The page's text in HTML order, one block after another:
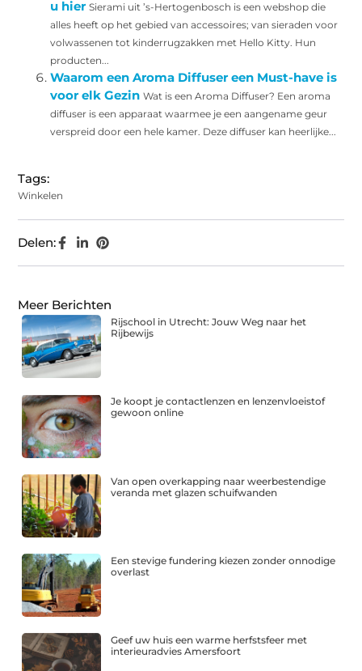
u hier Sierami uit ’s-Hertogenbosch is een webshop die
alles heeft op het gebied van accessoires; van sieraden voor
volwassenen tot kinderrugzakken met Hello Kitty. Hun
producten...
Waarom een Aroma Diffuser een Must-have is
voor elk Gezin Wat is een Aroma Diffuser? Een aroma
diffuser is een apparaat waarmee je een aangename geur
verspreid door een hele kamer. Deze diffuser kan heerlijke...
Tags:
Winkelen
Delen:
Meer Berichten
Rijschool in Utrecht: Jouw Weg naar het
Rijbewijs
Je koopt je contactlenzen en lenzenvloeistof
gewoon online
Van open overkapping naar weerbestendige
veranda met glazen schuifwanden
Een stevige fundering kiezen zonder onnodige
overlast
Geef uw huis een warme herfstsfeer met
interieuradvies Amersfoort